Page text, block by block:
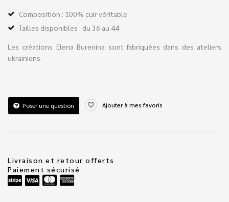
Composition : 100% cuir véritable
Tailles disponibles : du 36 au 44
Les créations Elena Burenina sont fabriquées dans des ateliers
ukrainiens.
Poser une question Ajouter à mes favoris
Livraison et retour offerts
Paiement sécurisé